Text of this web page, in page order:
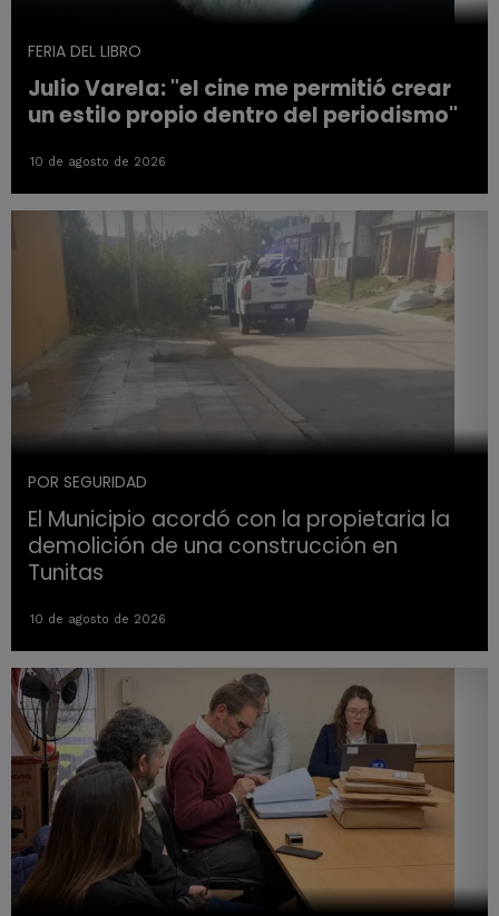
FERIA DEL LIBRO
Julio Varela: "el cine me permitió crear
un estilo propio dentro del periodismo"
10 de agosto de 2026
POR SEGURIDAD
El Municipio acordó con la propietaria la
demolición de una construcción en
Tunitas
10 de agosto de 2026